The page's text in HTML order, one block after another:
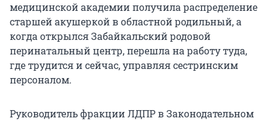
медицинской академии получила распределение
старшей акушеркой в областной родильный, а
когда открылся Забайкальский родовой
перинатальный центр, перешла на работу туда,
где трудится и сейчас, управляя сестринским
персоналом.
Руководитель фракции ЛДПР в Законодательном